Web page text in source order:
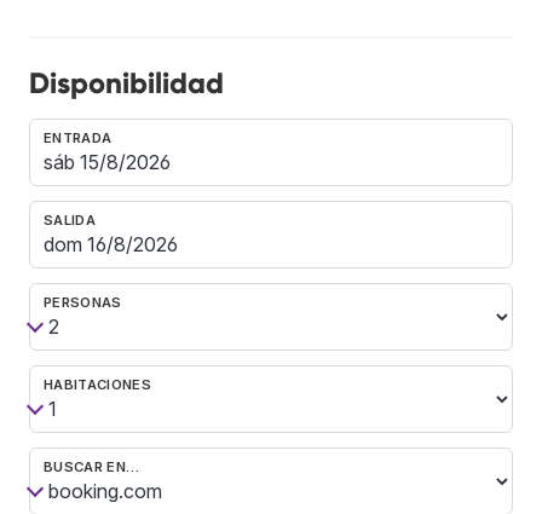
Disponibilidad
ENTRADA
SALIDA
PERSONAS
HABITACIONES
BUSCAR EN…